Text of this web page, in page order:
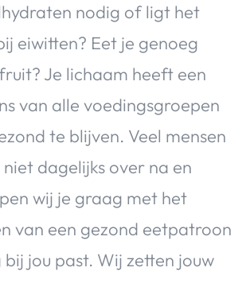
nodig of ligt het
eiwitten? Eet je genoeg
Je lichaam heeft een
van alle voedingsgroepen
te blijven. Veel mensen
dagelijks over na en
wij je graag met het
van een gezond eetpatroon
jou past. Wij zetten jouw